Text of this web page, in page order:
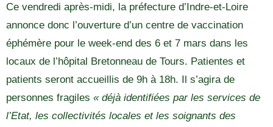
Ce vendredi après-midi, la préfecture d’Indre-et-Loire
annonce donc l’ouverture d’un centre de vaccination
éphémère pour le week-end des 6 et 7 mars dans les
locaux de l’hôpital Bretonneau de Tours. Patientes et
patients seront accueillis de 9h à 18h. Il s’agira de
personnes fragiles « déjà identifiées par les services de
l’Etat, les collectivités locales et les soignants des